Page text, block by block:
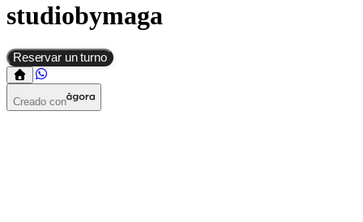
studiobymaga
Reservar un turno
Creado con